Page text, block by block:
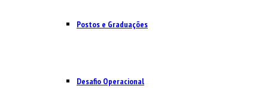
Postos e Graduações
Desafio Operacional